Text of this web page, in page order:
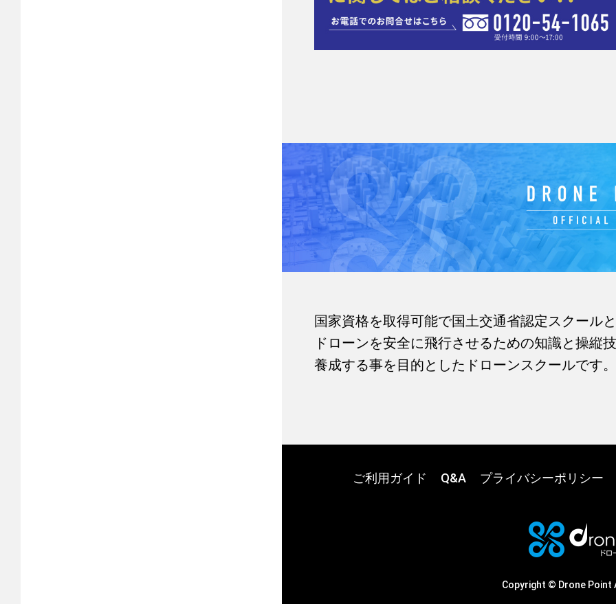
国家資格を取得可能で国土交通省認定スクール
ドローンを安全に飛行させるための知識と操縦
養成する事を目的としたドローンスクールです。
ご利用ガイド Q&A プライバシーポリシー
Copyright © Drone Point